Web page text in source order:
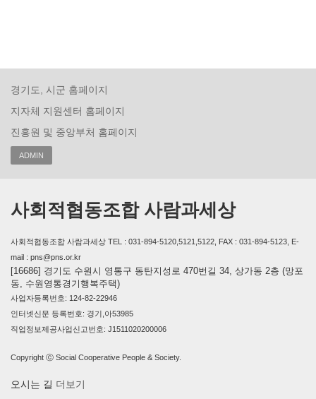
경기도, 시군 홈페이지
지자체 지원센터 홈페이지
진흥원 및 중앙부처 홈페이지
ADMIN
사회적협동조합 사람과세상
사회적협동조합 사람과세상 TEL : 031-894-5120,5121,5122, FAX : 031-894-5123, E-
mail : pns@pns.or.kr
[16686] 경기도 수원시 영통구 동탄지성로 470번길 34, 상가동 2층 (망포
동, 수원영통경기행복주택)
사업자등록번호: 124-82-22946
인터넷신문 등록번호: 경기,아53985
직업정보제공사업신고번호: J1511020200006
Copyright ⓒ Social Cooperative People & Society.
오시는 길 더보기